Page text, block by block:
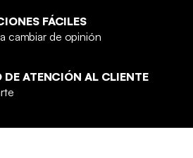
FÁCILES
cambiar de opinión
DE ATENCIÓN AL CLIENTE